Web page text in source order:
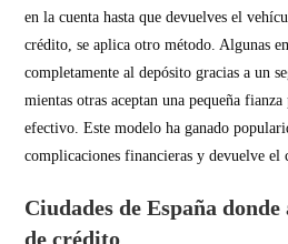
en la cuenta hasta que devuelves el
crédito, se aplica otro método. Algunas
completamente al depósito gracias a un
mientas otras aceptan una pequeña
efectivo. Este modelo ha ganado
complicaciones financieras y devuelve el
Ciudades de España
de crédito